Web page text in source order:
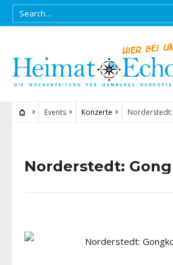
Events Konzerte
Norderstedt: